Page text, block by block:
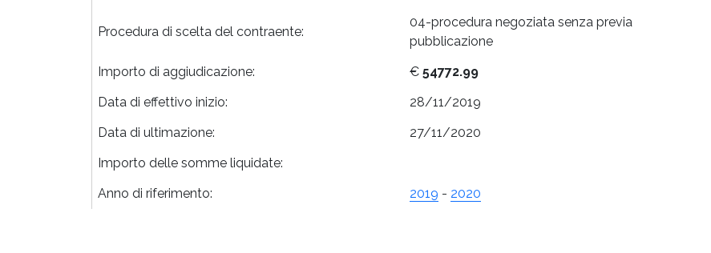
Procedura di scelta del contraente:
04-procedura negoziata senza previa
pubblicazione
Importo di aggiudicazione:
€ 54772.99
Data di effettivo inizio:
28/11/2019
Data di ultimazione:
27/11/2020
Importo delle somme liquidate:
Anno di riferimento:
2019 - 2020